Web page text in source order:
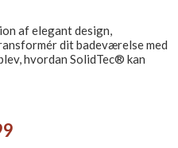
af elegant design,
dit badeværelse med
hvordan SolidTec® kan